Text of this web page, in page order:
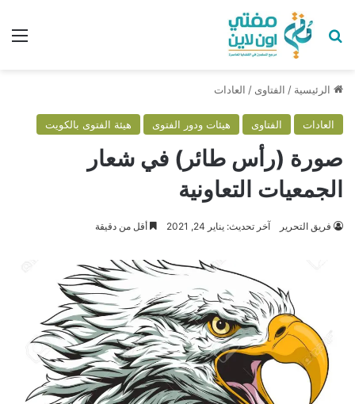
بحث عن
الرئيسية / الفتاوى / العادات
العادات الفتاوى هيئات ودور الفتوى هيئة الفتوى بالكويت
صورة (رأس طائر) في شعار
الجمعيات التعاونية
فريق التحرير آخر تحديث: يناير 24, 2021 أقل من دقيقة